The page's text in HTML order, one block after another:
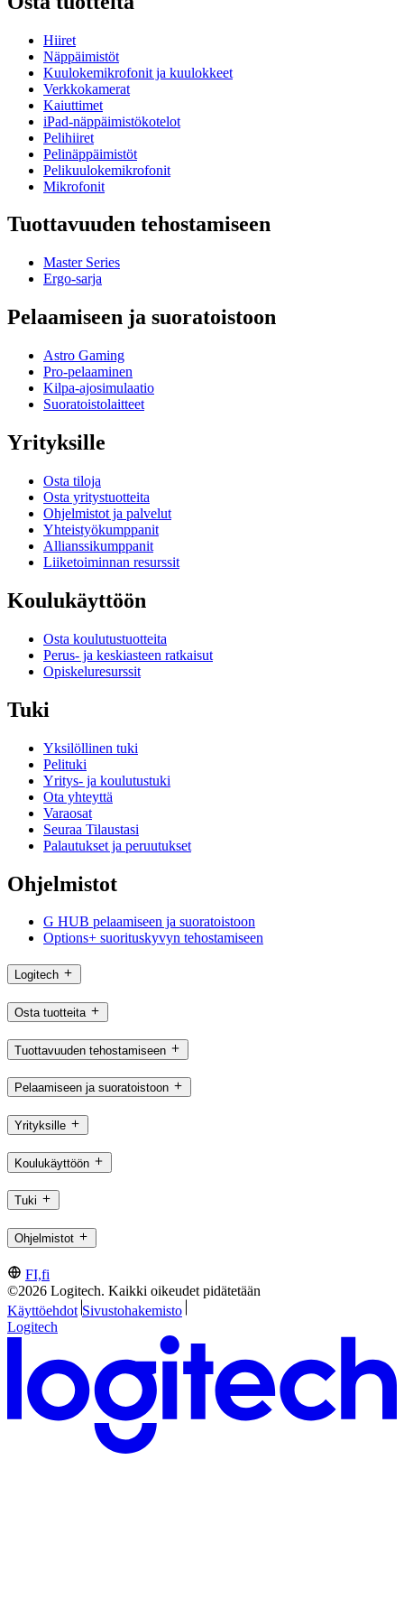
Hiiret
Näppäimistöt
Kuulokemikrofonit ja kuulokkeet
Verkkokamerat
Kaiuttimet
iPad-näppäimistökotelot
Pelihiiret
Pelinäppäimistöt
Pelikuulokemikrofonit
Mikrofonit
Tuottavuuden tehostamiseen
Master Series
Ergo-sarja
Pelaamiseen ja suoratoistoon
Astro Gaming
Pro-pelaaminen
Kilpa-ajosimulaatio
Suoratoistolaitteet
Yrityksille
Osta tiloja
Osta yritystuotteita
Ohjelmistot ja palvelut
Yhteistyökumppanit
Allianssikumppanit
Liiketoiminnan resurssit
Koulukäyttöön
Osta koulutustuotteita
Perus- ja keskiasteen ratkaisut
Opiskeluresurssit
Tuki
Yksilöllinen tuki
Pelituki
Yritys- ja koulutustuki
Ota yhteyttä
Varaosat
Seuraa Tilaustasi
Palautukset ja peruutukset
Ohjelmistot
G HUB pelaamiseen ja suoratoistoon
Options+ suorituskyvyn tehostamiseen
Logitech
Osta tuotteita
Tuottavuuden tehostamiseen
Pelaamiseen ja suoratoistoon
Yrityksille
Koulukäyttöön
Tuki
Ohjelmistot
FI,fi
©2026 Logitech. Kaikki oikeudet pidätetään
Käyttöehdot Sivustohakemisto
Logitech